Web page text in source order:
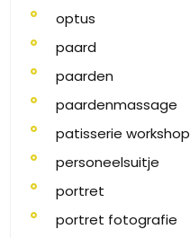
optus
paard
paarden
paardenmassage
patisserie workshop
personeelsuitje
portret
portret fotografie